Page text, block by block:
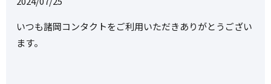
いつも諸岡コンタクトをご利用いただきありがとうござい
ます。